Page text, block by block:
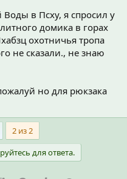
бурелома.
спуска с перевалов Аданге
Аданге. Обычный вариант
и возможен.
"Назад". Разведка
3)
есть, треков нет, опыта
может быть интересен
места на Кавказском
и старые хижины.
образом, из-за
Воды в Псху, я спросил у
домика в горах
охотничья тропа
не сказали., не знаю
но для рюкзака
2 из 2
для ответа.